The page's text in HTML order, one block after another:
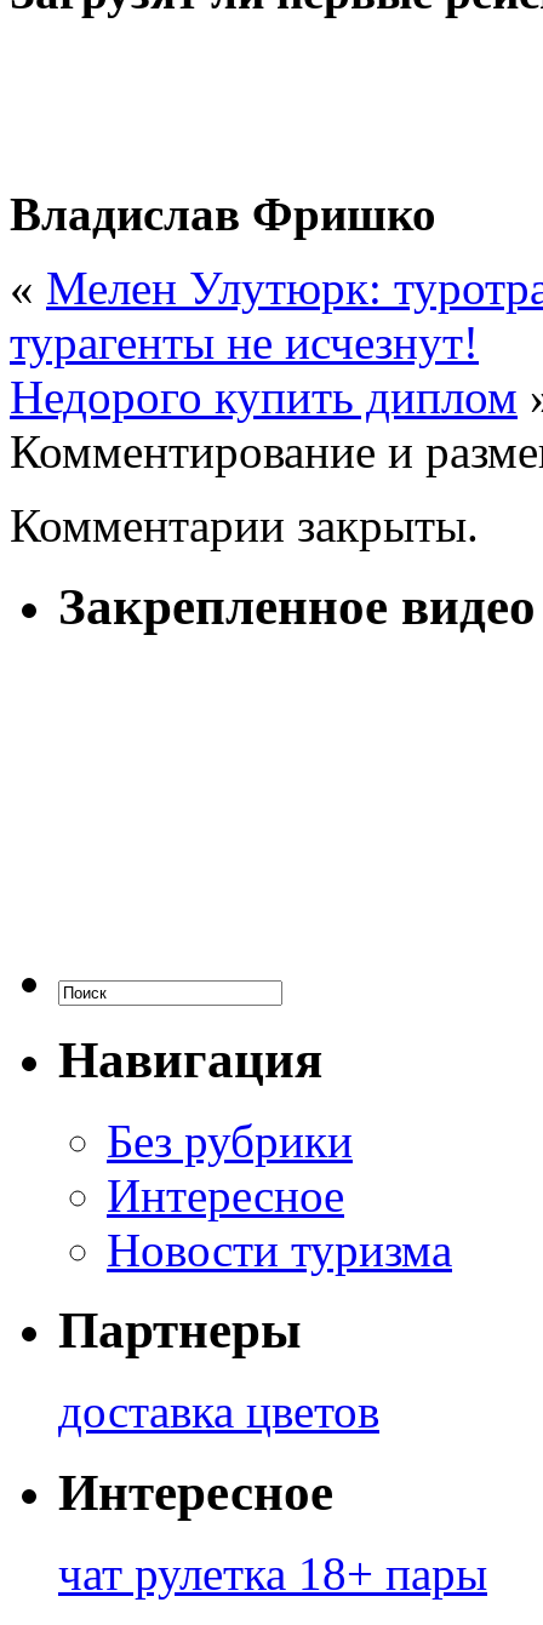
Владислав Фришко
« Мелен Улутюрк:
турагенты не исчезнут!
Недорого купить диплом
Комментирование и
Комментарии закрыты.
Закрепленное видео
Навигация
Без рубрики
Интересное
Новости туризма
Партнеры
доставка цветов
Интересное
чат рулетка 18+ пары